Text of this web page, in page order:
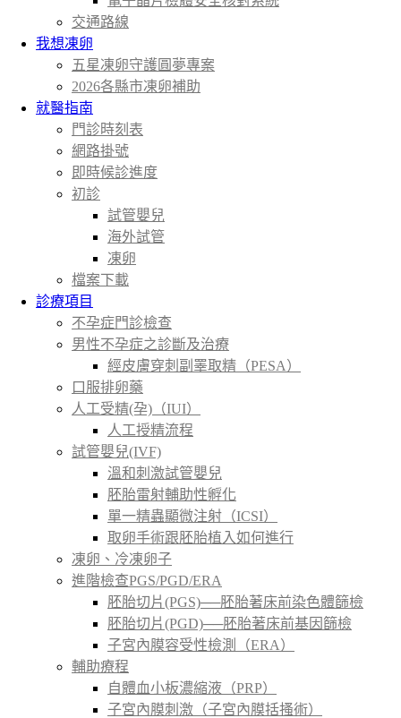
交通路線
我想凍卵
五星凍卵守護圓夢專案
2026各縣市凍卵補助
就醫指南
門診時刻表
網路掛號
即時候診進度
初診
試管嬰兒
海外試管
凍卵
檔案下載
診療項目
不孕症門診檢查
男性不孕症之診斷及治療
經皮膚穿刺副睪取精（PESA）
口服排卵藥
人工受精(孕)（IUI）
人工授精流程
試管嬰兒(IVF)
溫和刺激試管嬰兒
胚胎雷射輔助性孵化
單一精蟲顯微注射（ICSI）
取卵手術跟胚胎植入如何進行
凍卵、冷凍卵子
進階檢查PGS/PGD/ERA
胚胎切片(PGS)──胚胎著床前染色體篩檢
胚胎切片(PGD)──胚胎著床前基因篩檢
子宮內膜容受性檢測（ERA）
輔助療程
自體血小板濃縮液（PRP）
子宮內膜刺激（子宮內膜括搔術）